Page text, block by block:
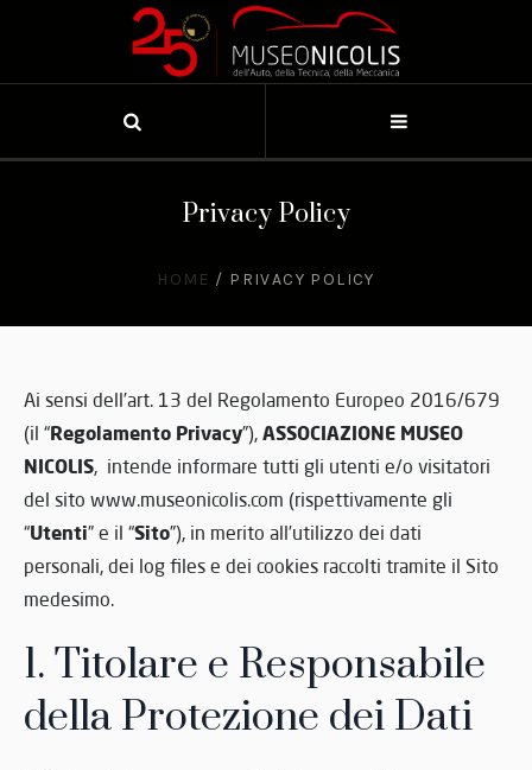
Privacy Policy
HOME / PRIVACY POLICY
Ai sensi dell’art. 13 del Regolamento Europeo 2016/679
(il “Regolamento Privacy”), ASSOCIAZIONE MUSEO
NICOLIS, intende informare tutti gli utenti e/o visitatori
del sito www.museonicolis.com (rispettivamente gli
“Utenti” e il “Sito”), in merito all’utilizzo dei dati
personali, dei log files e dei cookies raccolti tramite il Sito
medesimo.
1. Titolare e Responsabile
della Protezione dei Dati